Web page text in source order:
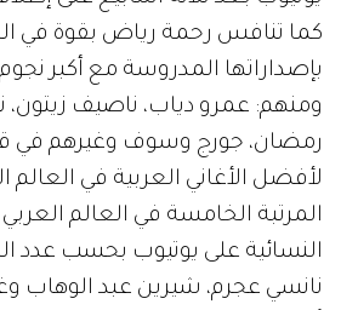
كما تنافس رحمة رياض بقوة في
بإصداراتها المدروسة مع أكبر
ومنهم: عمرو دياب، ناصيف زيتون،
لأفضل الأغاني العربية في العالم
المرتبة الخامسة في العالم
النسائية على يوتيوب بحسب عدد
نانسي عجرم، شيرين عبد الوهاب